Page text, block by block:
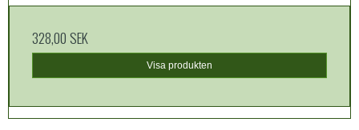
328,00 SEK
Visa produkten